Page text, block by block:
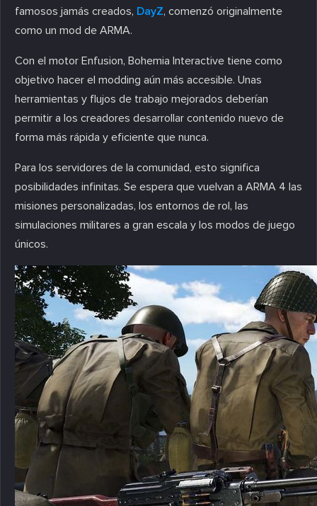
famosos jamás creados, DayZ, comenzó originalmente
como un mod de ARMA.
Con el motor Enfusion, Bohemia Interactive tiene como
objetivo hacer el modding aún más accesible. Unas
herramientas y flujos de trabajo mejorados deberían
permitir a los creadores desarrollar contenido nuevo de
forma más rápida y eficiente que nunca.
Para los servidores de la comunidad, esto significa
posibilidades infinitas. Se espera que vuelvan a ARMA 4 las
misiones personalizadas, los entornos de rol, las
simulaciones militares a gran escala y los modos de juego
únicos.